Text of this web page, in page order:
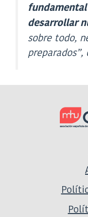
desarrollar
sobre todo,
preparados”,